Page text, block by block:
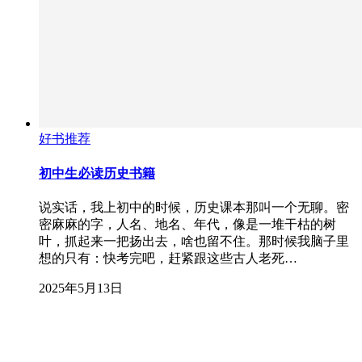
好书推荐
初中生必读历史书籍
说实话，我上初中的时候，历史课本那叫一个无聊。密
密麻麻的字，人名、地名、年代，像是一堆干枯的树
叶，抓起来一把扬出去，啥也留不住。那时候我脑子里
想的只有：快考完吧，赶紧跟这些古人老死…
2025年5月13日